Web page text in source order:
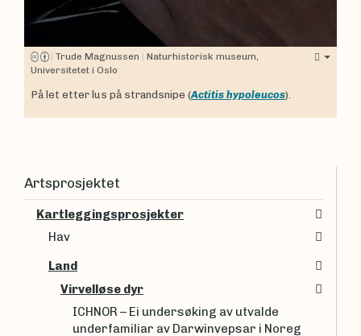
| Trude Magnussen | Naturhistorisk museum,
Universitetet i Oslo
På let etter lus på strandsnipe (Actitis hypoleucos).
Artsprosjektet
Kartleggingsprosjekter
Hav
Land
Virvelløse dyr
ICHNOR – Ei undersøking av utvalde
underfamiliar av Darwinvepsar i Noreg